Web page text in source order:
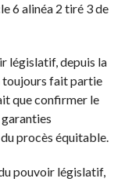
6 alinéa 2 tiré 3 de
législatif, depuis la
toujours fait partie
que confirmer le
procès équitable.
pouvoir législatif,